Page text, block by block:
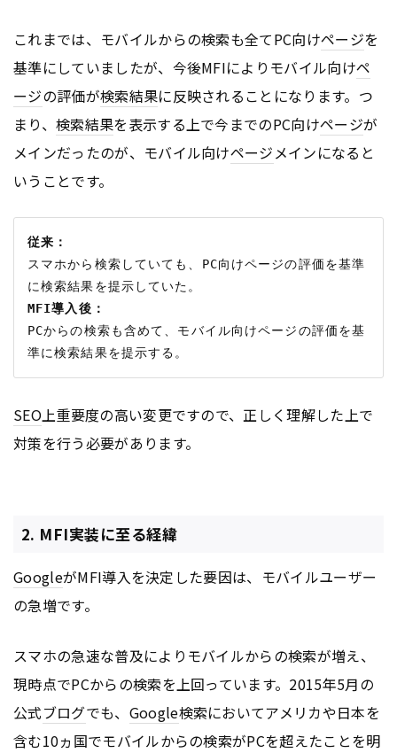
これまでは、モバイルからの検索も全てPC向けページを
基準にしていましたが、今後MFIによりモバイル向けペ
ージの評価が検索結果に反映されることになります。つ
まり、 検索結果を表示する上で今までのPC向けページが
メインだったのが、モバイル向けページメインになると
いうことです。
従来：
スマホから検索していても、PC向けページの評価を基準
MFI導入後：
PCからの検索も含めて、モバイル向けページの評価を基
SEO 上重要度の高い変更ですので、正しく理解した上で
対策を行う必要があります。
2. MFI実装に至る経緯
GoogleがMFI導入を決定した要因は、モバイルユーザー
の急増です。
スマホの急速な普及によりモバイルからの検索が増え、
現時点でPCからの検索を上回っています。2015年5月の
公式ブログでも、 Google検索においてアメリカや日本を
含む10ヵ国でモバイルからの検索がPCを超えたことを明